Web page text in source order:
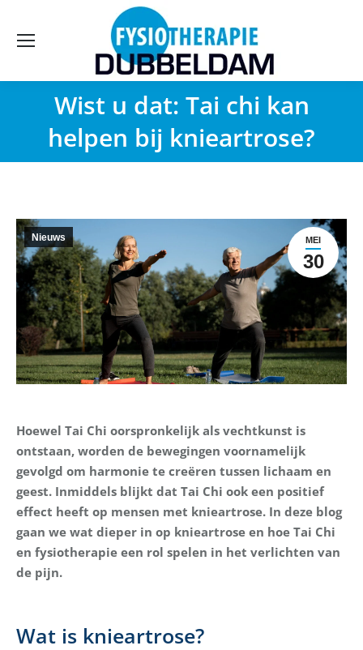
Wist u dat: Tai chi kan
helpen bij knieartrose?
MEI
30
Nieuws
Hoewel Tai Chi oorspronkelijk als vechtkunst is
ontstaan, worden de bewegingen voornamelijk
gevolgd om harmonie te creëren tussen lichaam en
geest. Inmiddels blijkt dat Tai Chi ook een positief
effect heeft op mensen met knieartrose. In deze blog
gaan we wat dieper in op knieartrose en hoe Tai Chi
en fysiotherapie een rol spelen in het verlichten van
de pijn.
Wat is knieartrose?